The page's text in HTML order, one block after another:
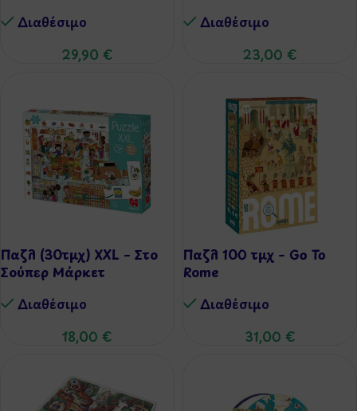
Διαθέσιμo
29,90 €
Διαθέσιμo
23,00 €
Παζλ (30τμχ) XXL – Στο
Σούπερ Μάρκετ
Διαθέσιμo
18,00 €
Παζλ 100 τμχ – Go To
Rome
Διαθέσιμo
31,00 €